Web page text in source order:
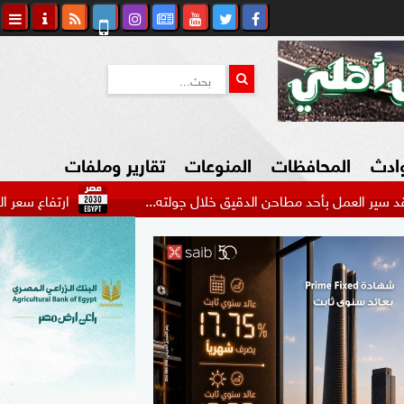
شكاوي المواطن
المحافظات المنوعات
السياحة في مصر
التكنولوجيا
المرأة والأسرة
السيارات
تقارير وملفات
ارتفاع سعر الدولار مطاحن الدقيق خلال جولته...